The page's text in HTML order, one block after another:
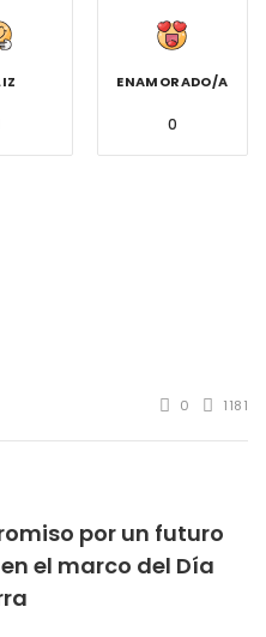
ENAMORADO/A
0
0 1181
por un futuro
el marco del Día